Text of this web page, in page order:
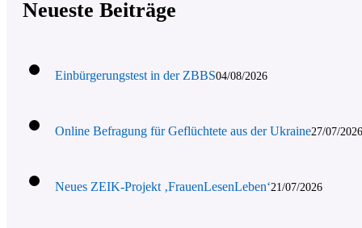
Neueste Beiträge
Einbürgerungstest in der ZBBS04/08/2026
Online Befragung für Geflüchtete aus der Ukraine27/07/2026
Neues ZEIK-Projekt ‚FrauenLesenLeben‘21/07/2026